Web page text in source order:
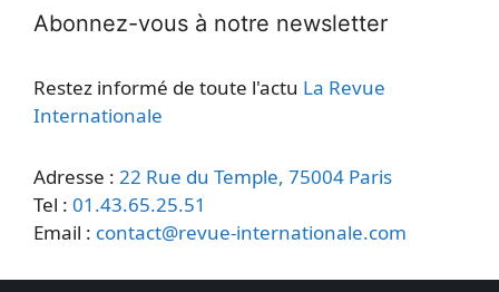
Abonnez-vous à notre newsletter
Restez informé de toute l'actu La Revue
Internationale
Adresse : 22 Rue du Temple, 75004 Paris
Tel : 01.43.65.25.51
Email : contact@revue-internationale.com